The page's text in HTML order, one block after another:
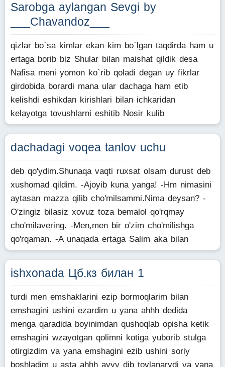
Sarobga aylangan Sevgi by
___Chavandoz___
qizlar bo`sa kimlar ekan kim bo`lgan taqdirda ham u
ertaga borib biz Shular bilan maishat qildik desa
Nafisa meni yomon ko`rib qoladi degan uy fikrlar
girdobida borardi mana ular dachaga ham etib
kelishdi eshikdan kirishlari bilan ichkaridan
kelayotga tovushlarni eshitib Nosir kulib
dachadagi voqea tanlov uchu
deb qo'ydim.Shunaqa vaqti ruxsat olsam durust deb
xushomad qildim. -Ajoyib kuna yanga! -Hm nimasini
aytasan mazza qilib cho'milsammi.Nima deysan? -
O'zingiz bilasiz xovuz toza bemalol qo'rqmay
cho'milavering. -Men,men bir o'zim cho'milishga
qo'rqaman. -A unaqada ertaga Salim aka bilan
ishxonada Цб.кз билан 1
turdi men emshaklarini ezip bormoqlarim bilan
emshagini ushini ezardim u yana ahhh dedida
menga qaradida boyinimdan qushoqlab opisha ketik
emshagini wzayotgan qolimni kotiga yuborib stulga
otirgizdim va yana emshagini ezib ushini soriy
boshladim u asta ahhh ayyy dib tovlanarydi va yana